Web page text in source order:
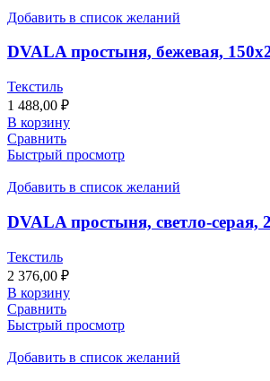
Добавить в список желаний
DVALA простыня, бежевая,
Текстиль
1 488,00 ₽
В корзину
Сравнить
Быстрый просмотр
Добавить в список желаний
DVALA простыня, светло-серая,
Текстиль
2 376,00 ₽
В корзину
Сравнить
Быстрый просмотр
Добавить в список желаний